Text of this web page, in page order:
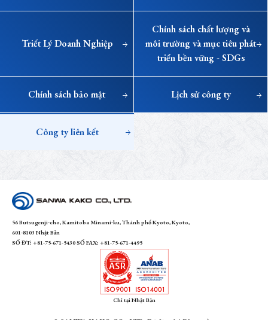
Triết Lý Doanh Nghiệp
Chính sách chất lượng và
môi trườngvà mục tiêu phát
triển bền vững - SDGs
Chính sách bảo mật Lịch sử công ty
Công ty liên kết
56 Butsugenji-cho, Kamitoba Minami-ku, Thành phố Kyoto, Kyoto,
601-8103 Nhật Bản
SỐ ĐT: +81-75-671-5430 SỐ FAX: +81-75-671-4495
Chỉ tại Nhật Bản